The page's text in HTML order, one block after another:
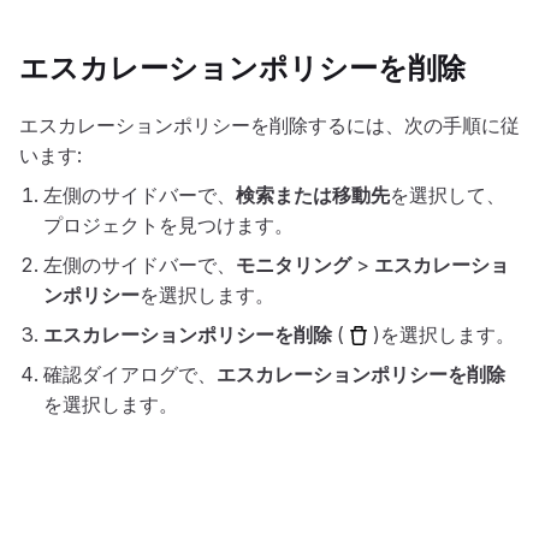
エスカレーションポリシーを削除
エスカレーションポリシーを削除するには、次の手順に従
います:
左側のサイドバーで、 検索または移動先を選択して、
プロジェクトを見つけます。
左側のサイドバーで、 モニタリング> エスカレーショ
ンポリシーを選択します。
エスカレーションポリシーを削除(
)を選択します。
確認ダイアログで、 エスカレーションポリシーを削除
を選択します。